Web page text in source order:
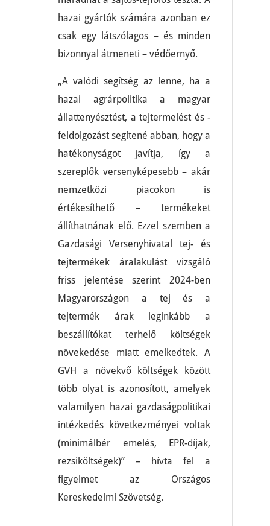
hazai gyártók számára azonban ez
csak egy látszólagos – és minden
bizonnyal átmeneti – védőernyő.
„A valódi segítség az lenne, ha a
hazai agrárpolitika a magyar
állattenyésztést, a tejtermelést és -
feldolgozást segítené abban, hogy a
hatékonyságot javítja, így a
szereplők versenyképesebb – akár
nemzetközi piacokon is
értékesíthető – termékeket
állíthatnának elő. Ezzel szemben a
Gazdasági Versenyhivatal tej- és
tejtermékek áralakulást vizsgáló
friss jelentése szerint 2024-ben
Magyarországon a tej és a
tejtermék árak leginkább a
beszállítókat terhelő költségek
növekedése miatt emelkedtek. A
GVH a növekvő költségek között
több olyat is azonosított, amelyek
valamilyen hazai gazdaságpolitikai
intézkedés következményei voltak
(minimálbér emelés, EPR-díjak,
rezsiköltségek)” – hívta fel a
figyelmet az Országos
Kereskedelmi Szövetség.